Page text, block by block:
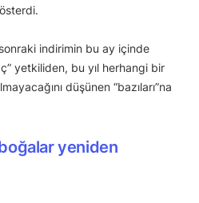
indirimin bu ay içinde
yetkiliden, bu yıl herhangi bir
düşünen “bazıları”na
yeniden